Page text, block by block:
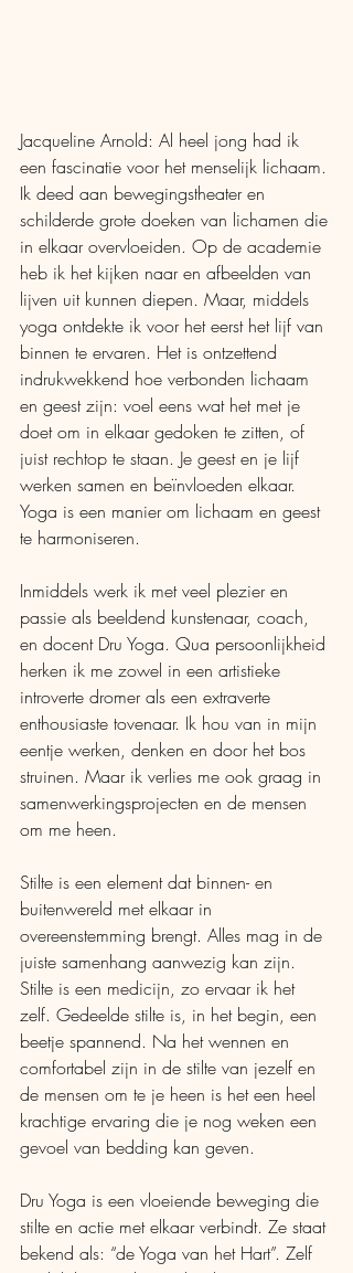
Jacqueline Arnold: Al heel jong had ik
een fascinatie voor het menselijk lichaam.
Ik deed aan bewegingstheater en
schilderde grote doeken van lichamen die
in elkaar overvloeiden. Op de academie
heb ik het kijken naar en afbeelden van
lijven uit kunnen diepen. Maar, middels
yoga ontdekte ik voor het eerst het lijf van
binnen te ervaren. Het is ontzettend
indrukwekkend hoe verbonden lichaam
en geest zijn: voel eens wat het met je
doet om in elkaar gedoken te zitten, of
juist rechtop te staan. Je geest en je lijf
werken samen en beïnvloeden elkaar.
Yoga is een manier om lichaam en geest
te harmoniseren.
Inmiddels werk ik met veel plezier en
passie als beeldend kunstenaar, coach,
en docent Dru Yoga. Qua persoonlijkheid
herken ik me zowel in een artistieke
introverte dromer als een extraverte
enthousiaste tovenaar. Ik hou van in mijn
eentje werken, denken en door het bos
struinen. Maar ik verlies me ook graag in
samenwerkingsprojecten en de mensen
om me heen.
Stilte is een element dat binnen- en
buitenwereld met elkaar in
overeenstemming brengt. Alles mag in de
juiste samenhang aanwezig kan zijn.
Stilte is een medicijn, zo ervaar ik het
zelf. Gedeelde stilte is, in het begin, een
beetje spannend. Na het wennen en
comfortabel zijn in de stilte van jezelf en
de mensen om te je heen is het een heel
krachtige ervaring die je nog weken een
gevoel van bedding kan geven.
Dru Yoga is een vloeiende beweging die
stilte en actie met elkaar verbindt. Ze staat
bekend als: “de Yoga van het Hart”. Zelf